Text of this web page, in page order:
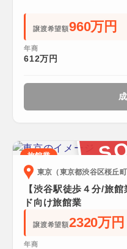
譲渡希望額960万円
年商
612万円
旅館業
東京（東京都渋谷区桜丘町
【渋谷駅徒歩４分/旅
ド向け旅館業
譲渡希望額2320万円
年商